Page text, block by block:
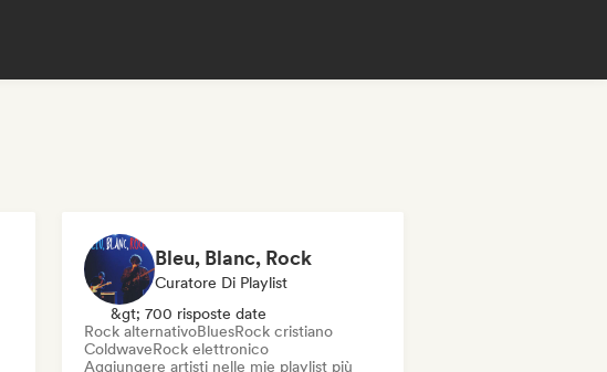
Bleu, Blanc, Rock
Curatore Di Playlist
&gt; 700 risposte date
Rock alternativoBluesRock cristiano
ColdwaveRock elettronico
Aggiungere artisti nelle mie playlist più